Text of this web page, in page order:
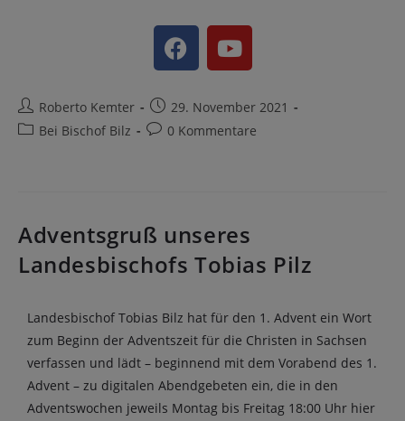
Roberto Kemter
29. November 2021
Bei Bischof Bilz
0 Kommentare
Adventsgruß unseres
Landesbischofs Tobias Pilz
Landesbischof Tobias Bilz hat für den 1. Advent ein Wort
zum Beginn der Adventszeit für die Christen in Sachsen
verfassen und lädt – beginnend mit dem Vorabend des 1.
Advent – zu digitalen Abendgebeten ein, die in den
Adventswochen jeweils Montag bis Freitag 18:00 Uhr hier